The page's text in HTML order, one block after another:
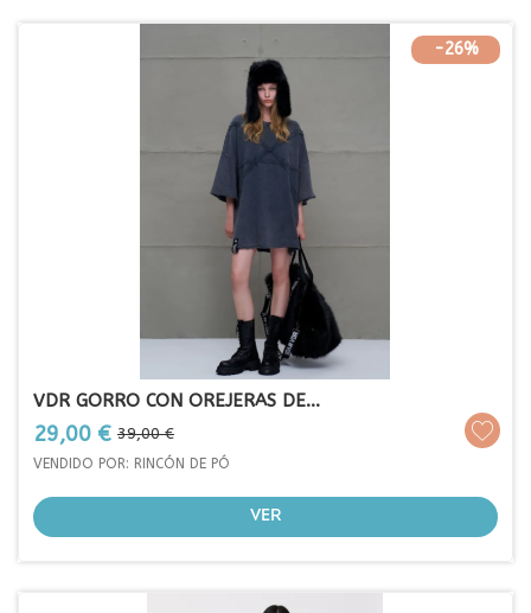
-26%
VDR GORRO CON OREJERAS DE...
Prezo
29,00 € Prezo
base
39,00 €
VENDIDO POR: RINCÓN DE PÓ
VER